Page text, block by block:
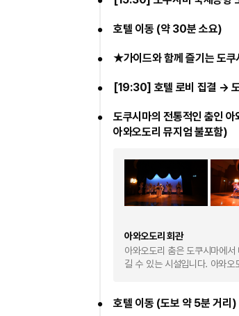
호텔 이동 (약 30분 소요)
★가이드와 함께 즐기는 도쿠
[19:30] 호텔 로비 집결 →
도쿠시마의 전통적인 춤인
아와오도리 뮤지엄 불포함)
아와오도리 회관
아와오도리 춤은 도쿠시마에
길 수 있는 시설입니다. 아와
호텔 이동 (도보 약 5분 거리)